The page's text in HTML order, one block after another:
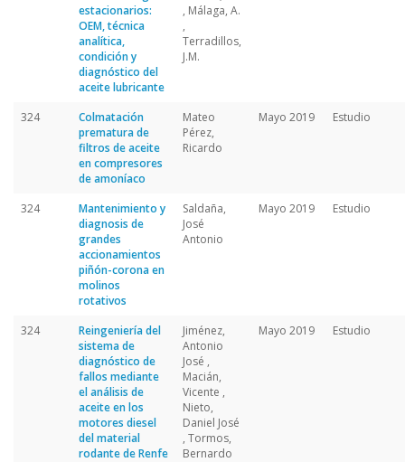
estacionarios:
OEM, técnica
analítica,
condición y
diagnóstico del
aceite lubricante
, Málaga, A.
,
Terradillos,
J.M.
324
Colmatación
prematura de
filtros de aceite
en compresores
de amoníaco
Mateo
Pérez,
Ricardo
Mayo 2019 Estudio
324
Mantenimiento y
diagnosis de
grandes
accionamientos
piñón-corona en
molinos
rotativos
Saldaña,
José
Antonio
Mayo 2019 Estudio
324
Reingeniería del
sistema de
diagnóstico de
fallos mediante
el análisis de
aceite en los
motores diesel
del material
rodante de Renfe
Jiménez,
Antonio
José ,
Macián,
Vicente ,
Nieto,
Daniel José
, Tormos,
Bernardo
Mayo 2019 Estudio